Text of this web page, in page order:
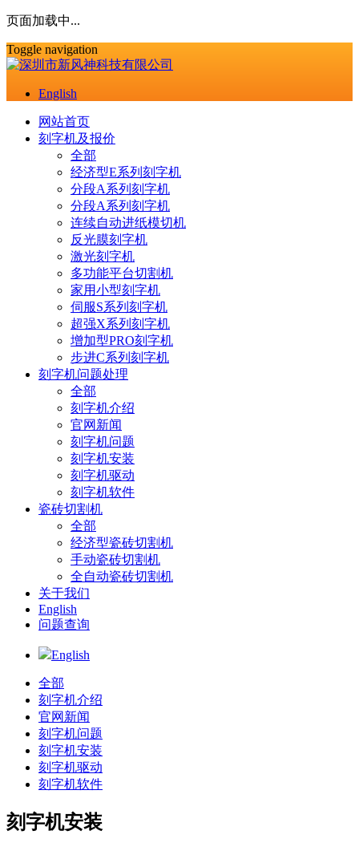
页面加载中...
Toggle navigation
English
网站首页
刻字机及报价
全部
经济型E系列刻字机
分段A系列刻字机
分段A系列刻字机
连续自动进纸模切机
反光膜刻字机
激光刻字机
多功能平台切割机
家用小型刻字机
伺服S系列刻字机
超强X系列刻字机
增加型PRO刻字机
步进C系列刻字机
刻字机问题处理
全部
刻字机介绍
官网新闻
刻字机问题
刻字机安装
刻字机驱动
刻字机软件
瓷砖切割机
全部
经济型瓷砖切割机
手动瓷砖切割机
全自动瓷砖切割机
关于我们
English
问题查询
English
全部
刻字机介绍
官网新闻
刻字机问题
刻字机安装
刻字机驱动
刻字机软件
刻字机安装